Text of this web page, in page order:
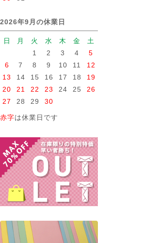
2026年9月の休業日
日 月 火 水 木 金
土
1
2 3 4
5
6
7 8 9 10 11
12
13
14 15 16 17 18
19
20
21 22 23 24 25
26
27
28 29 30
赤字は休業日です